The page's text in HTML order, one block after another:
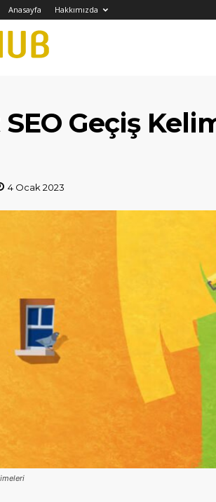
Anasayfa Hakkımızda
WordPress
Merkezi
SEO Geçiş
4 Ocak 2023